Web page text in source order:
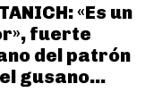
«Es un
fuerte
del patrón
gusano...